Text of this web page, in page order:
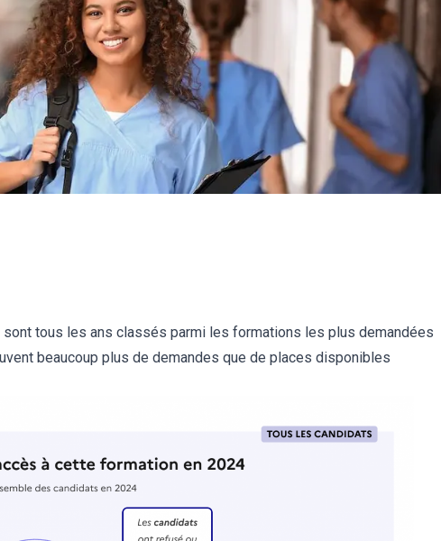
tous les ans classés parmi les formations les plus demandées
beaucoup plus de demandes que de places disponibles